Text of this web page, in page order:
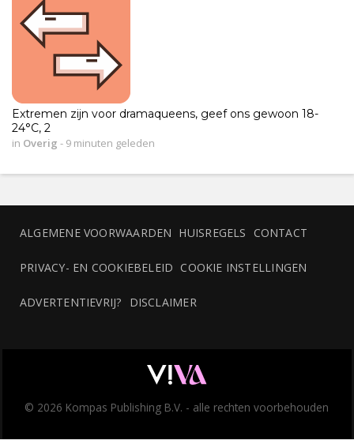
Extremen zijn voor dramaqueens, geef ons gewoon 18-
24°C, 2
in Overig - 9 minuten geleden
ALGEMENE VOORWAARDEN HUISREGELS CONTACT
PRIVACY- EN COOKIEBELEID COOKIE INSTELLINGEN
ADVERTENTIEVRIJ? DISCLAIMER
© 2026 Kompas Publishing B.V. - alle rechten voorbehouden